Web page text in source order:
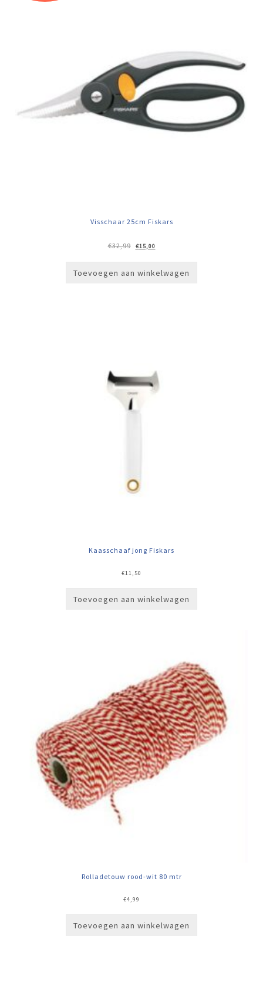
Visschaar 25cm Fiskars
€32,99
Oorspronkelijke
prijs
€15,00Huidige
prijs
Toevoegen aan winkelwagen
Kaasschaaf jong Fiskars
€11,50
Toevoegen aan winkelwagen
Rolladetouw rood-wit 80 mtr
€4,99
Toevoegen aan winkelwagen